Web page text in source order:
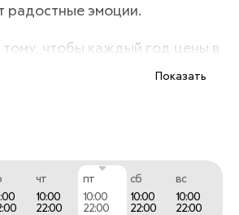
радостные эмоции.
чтобы каждый год цены в
становились всё ниже за счёт
Показать
чт
10:00
22:00
пт
10:00
22:00
сб
10:00
22:00
вс
10:00
22:00